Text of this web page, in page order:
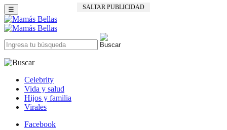
SALTAR PUBLICIDAD
☰
Celebrity
Vida y salud
Hijos y familia
Virales
Facebook